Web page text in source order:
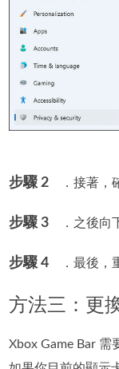
步驟 2 ．接著
步驟 3 ．之後向
步驟 4 ．最後，
方法三：更
Xbox Game Bar 需